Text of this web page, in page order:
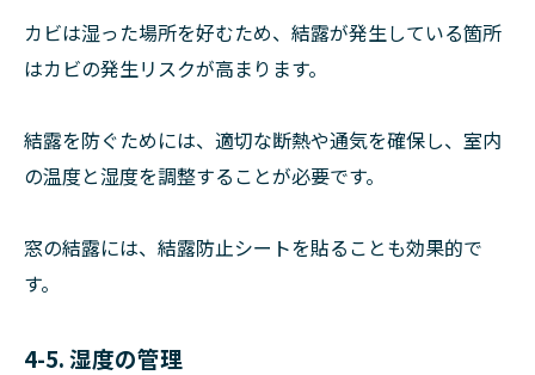
カビは湿った場所を好むため、結露が発生している箇所
はカビの発生リスクが高まります。
結露を防ぐためには、適切な断熱や通気を確保し、室内
の温度と湿度を調整することが必要です。
窓の結露には、結露防止シートを貼ることも効果的で
す。
4-5. 湿度の管理